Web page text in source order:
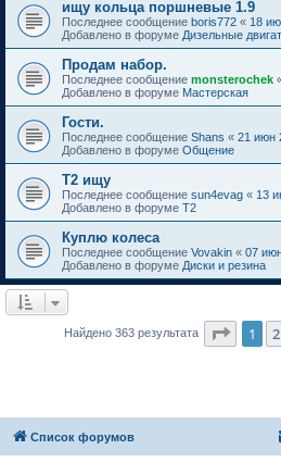
ищу кольца поршневые 1.9
Последнее сообщение boris772 « 18
Добавлено в форуме Дизельные
Продам набор.
Последнее сообщение monsterochek
Добавлено в форуме Мастерская
Гости.
Последнее сообщение Shans « 21 июн
Добавлено в форуме Общение
Т2 ищу
Последнее сообщение sun4evag « 13
Добавлено в форуме T2
Куплю колеса
Последнее сообщение Vovakin « 07
Добавлено в форуме Диски и резина
Найдено 363 результата 1 2
Список форумов